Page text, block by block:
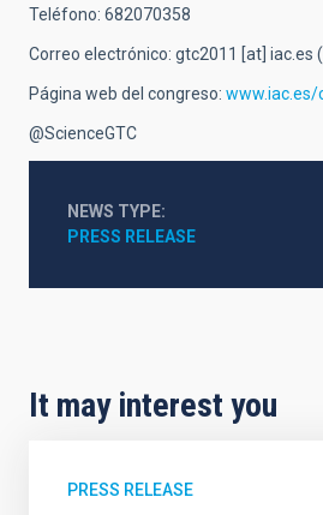
Teléfono: 682070358
Correo electrónico: gtc2011 [at] iac.es
Página web del congreso:
@ScienceGTC
NEWS TYPE
PRESS RELEASE
It may interest you
PRESS RELEASE